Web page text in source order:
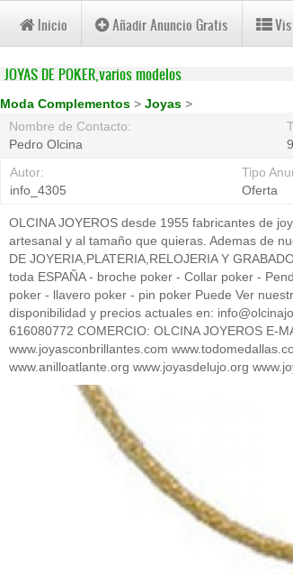
Inicio Añadir Anuncio Gratis
JOYAS DE POKER,varios modelos
Moda Complementos > Joyas >
Nombre de Contacto:
Pedro Olcina
Autor:
info_4305
Tipo
Oferta
OLCINA JOYEROS desde 1955 fabricantes de
artesanal y al tamaño que quieras. Ademas de
DE JOYERIA,PLATERIA,RELOJERIA Y
toda ESPAÑA - broche poker - Collar poker -
poker - llavero poker - pin poker Puede Ver
disponibilidad y precios actuales en:
616080772 COMERCIO: OLCINA JOYEROS E-
www.joyasconbrillantes.com
www.anilloatlante.org www.joyasdelujo.org